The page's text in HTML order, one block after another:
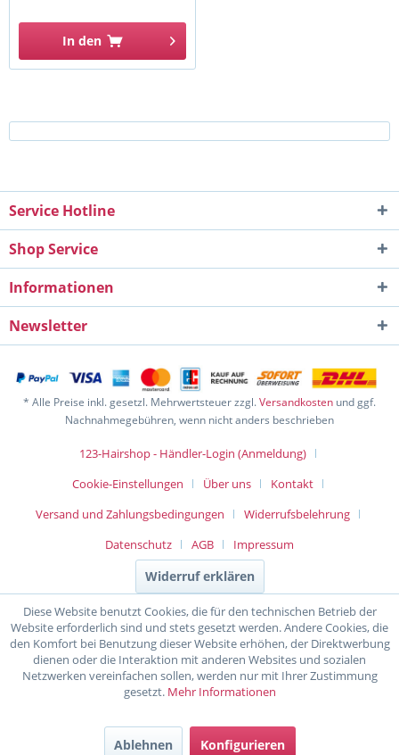
In den
Service Hotline
Shop Service
Informationen
Newsletter
* Alle Preise inkl. gesetzl. Mehrwertsteuer zzgl.Versandkosten und ggf.
Nachnahmegebühren, wenn nicht anders beschrieben
123-Hairshop - Händler-Login (Anmeldung)
Cookie-Einstellungen
Über uns
Kontakt
Versand und Zahlungsbedingungen
Widerrufsbelehrung
Datenschutz
AGB Impressum
Widerruf erklären
Diese Website benutzt Cookies, die für den technischen Betrieb der
Website erforderlich sind und stets gesetzt werden. Andere Cookies, die
den Komfort bei Benutzung dieser Website erhöhen, der Direktwerbung
dienen oder die Interaktion mit anderen Websites und sozialen
Netzwerken vereinfachen sollen, werden nur mit Ihrer Zustimmung
gesetzt. Mehr Informationen
Ablehnen Konfigurieren